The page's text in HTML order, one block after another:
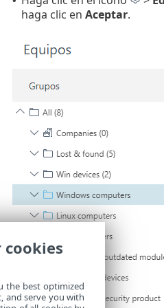
haga clic en Aceptar.
cookies
the best optimized
and serve you with